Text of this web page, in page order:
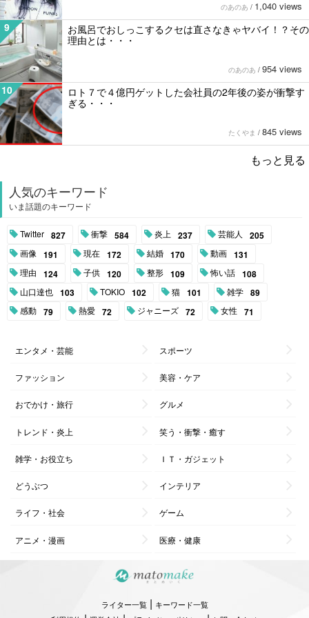
のあのあ / 1,040 views
9
お風呂でおしっこするクセは直さなきゃヤバイ！？その
理由とは・・・
のあのあ / 954 views
10
ロト７で４億円ゲットした会社員の2年後の姿が衝撃す
ぎる・・・
たくやま / 845 views
もっと見る
人気のキーワード
いま話題のキーワード
Twitter 827 衝撃 584 炎上 237 芸能人 205
画像 191 現在 172 結婚 170 動画 131
理由 124 子供 120 整形 109 怖い話 108
山口達也 103 TOKIO 102 猫 101 雑学 89
感動 79 熱愛 72 ジャニーズ 72 女性 71
エンタメ・芸能 スポーツ
ファッション 美容・ケア
おでかけ・旅行 グルメ
トレンド・炎上 笑う・衝撃・癒す
雑学・お役立ち ＩＴ・ガジェット
どうぶつ インテリア
ライフ・社会 ゲーム
アニメ・漫画 医療・健康
ライター一覧| キーワード一覧